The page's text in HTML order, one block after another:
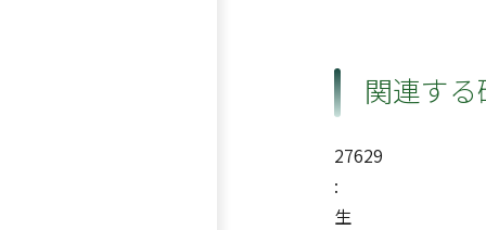
関連す
27629
:
生